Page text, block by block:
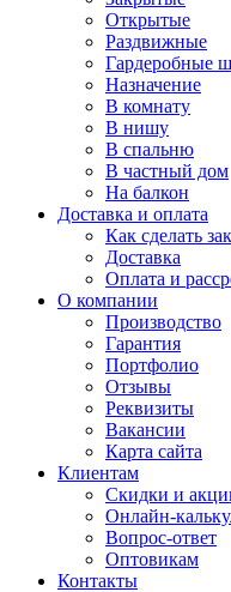
Открытые
Раздвижные
Гардеробные
Назначение
В комнату
В нишу
В спальню
В частный дом
На балкон
Доставка и оплата
Как сделать
Доставка
Оплата и
О компании
Производство
Гарантия
Портфолио
Отзывы
Реквизиты
Вакансии
Карта сайта
Клиентам
Скидки и
Онлайн-
Вопрос-ответ
Оптовикам
Контакты